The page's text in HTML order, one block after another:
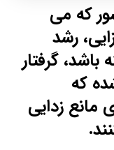
که می
رشد
گرفتار
که
مانع زدایی